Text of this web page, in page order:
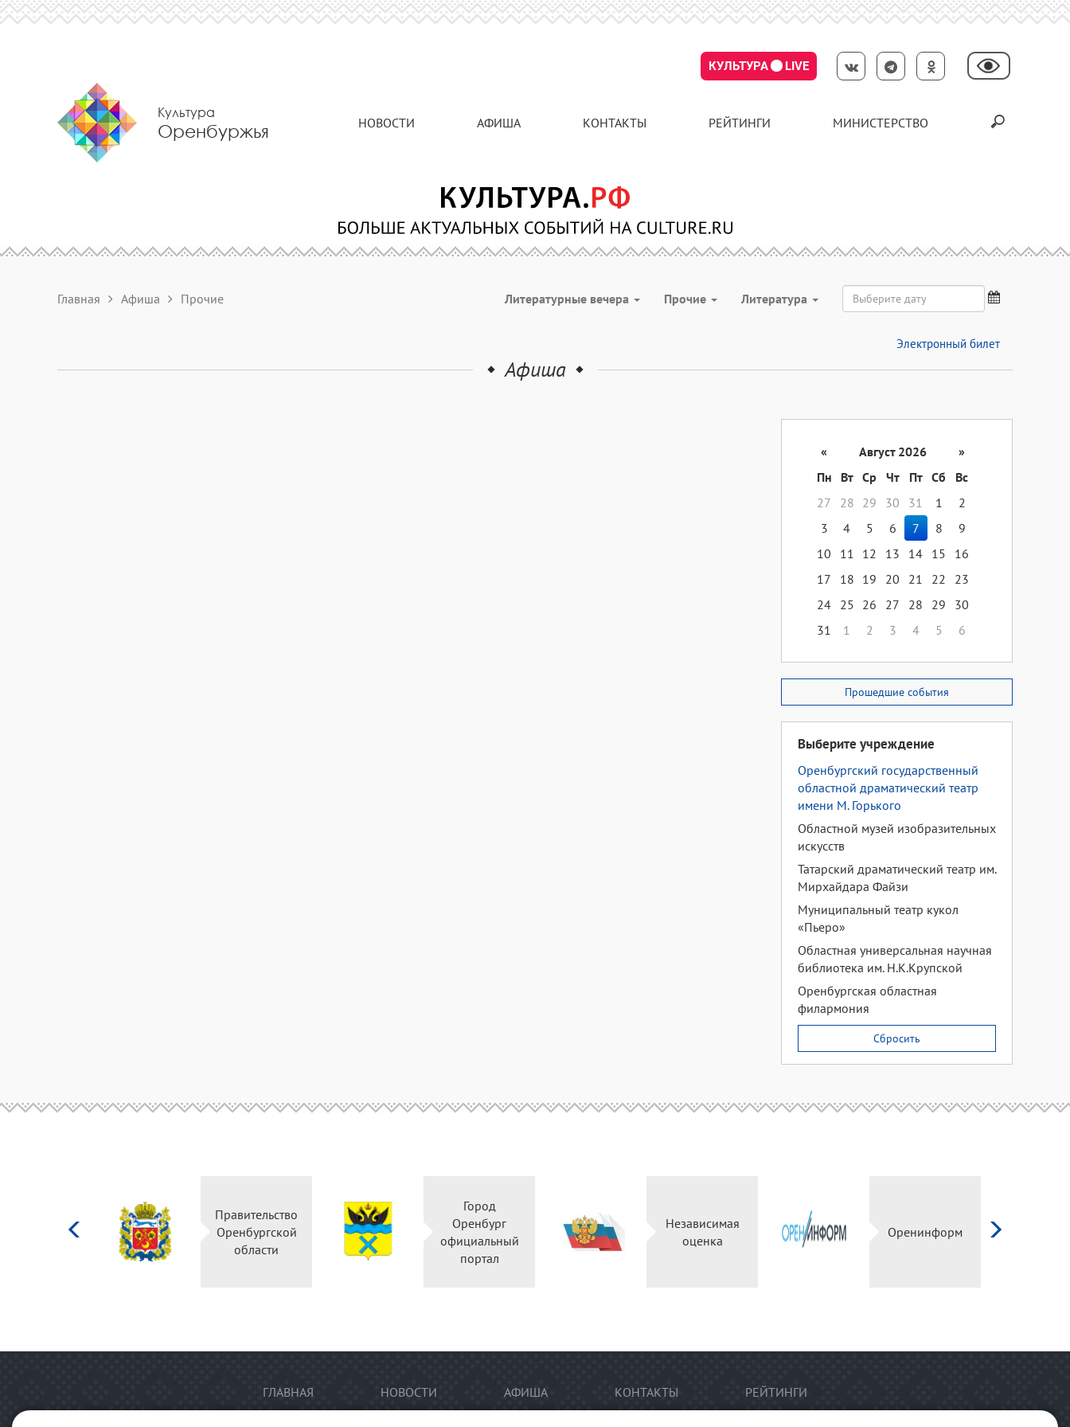
КУЛЬТУРА LIVE
Культура
Оренбуржья НОВОСТИ АФИША КОНТАКТЫ РЕЙТИНГИ МИНИСТЕРСТВО
Главная Афиша Прочие Литературные вечера Прочие Литература
Электронный билет
Афиша
« Август 2026
»
Пн
Вт Ср Чт Пт Сб
Вс
27
28 29 30 31 1
2
3
4 5 6 7 8
9
10
11 12 13 14 15
16
17
18 19 20 21 22
23
24 25 26 27 28 29
30
31
1 2 3 4 5 6
Прошедшие события
Выберите учреждение
Оренбургский государственный
областной драматический театр
имени М. Горького
Областной музей изобразительных
искусств
Татарский драматический театр им.
Мирхайдара Файзи
Муниципальный театр кукол
«Пьеро»
Областная универсальная научная
библиотека им. Н.К.Крупской
Оренбургская областная
филармония
Сбросить
Правительство
Оренбургской
области
Город
Оренбург
официальный
портал
Независимая
оценка
Оренинформ
ГЛАВНАЯ НОВОСТИ АФИША КОНТАКТЫ РЕЙТИНГИ